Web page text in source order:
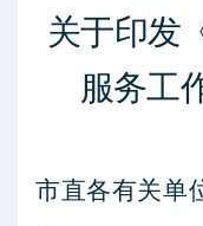
关于印发
服务工
市直各有关单